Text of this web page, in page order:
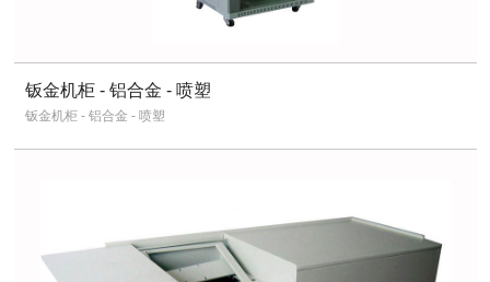
钣金机柜 - 铝合金 - 喷塑
钣金机柜 - 铝合金 - 喷塑